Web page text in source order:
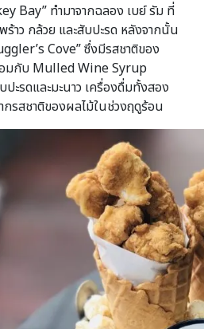
Bay” ทำมาจากฉลอง เบย์ รัม ที่
าว กล้วย และสับปะรด หลังจากนั้น
Cove” ซึ่งมีรสชาติของ
มกับ Mulled Wine Syrup
ะรดและมะนาว เครื่องดื่มทั้งสอง
กรสชาติของผลไม้ในช่วงฤดูร้อน